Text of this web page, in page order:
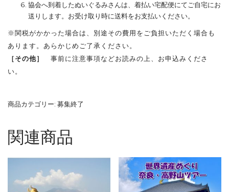
協会へ到着したぬいぐるみさんは、着払い宅配便にてご自宅にお
送りします。お受け取り時に送料をお支払いください。
※関税がかかった場合は、別途その費用をご負担いただく場合も
あります。あらかじめご了承ください。
［その他］
事前に注意事項などお読みの上、お申込みくださ
い。
商品カテゴリー: 募集終了
関連商品